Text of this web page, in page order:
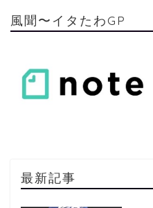
風聞〜イタたわGP
最新記事